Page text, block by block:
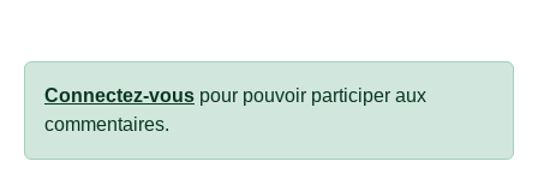
Connectez-vous pour pouvoir participer aux
commentaires.